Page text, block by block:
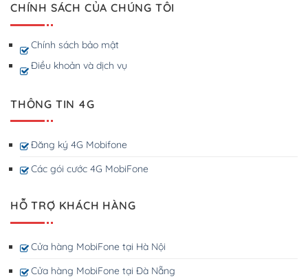
CHÍNH SÁCH CỦA CHÚNG TÔI
Chính sách bảo mật
Điều khoản và dịch vụ
THÔNG TIN 4G
Đăng ký 4G Mobifone
Các gói cước 4G MobiFone
HỖ TRỢ KHÁCH HÀNG
Cửa hàng MobiFone tại Hà Nội
Cửa hàng MobiFone tại Đà Nẵng